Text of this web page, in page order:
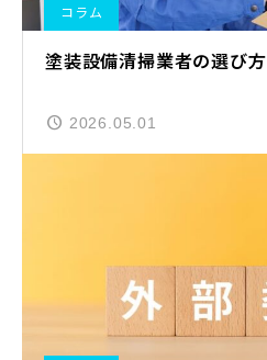
コラム
塗装設備清掃業者の選び方
2026.05.01